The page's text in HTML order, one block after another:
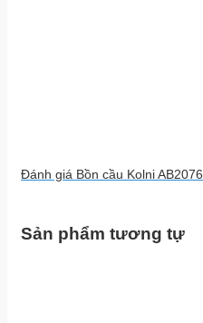
Đánh giá Bồn cầu Kolni AB2076
Sản phẩm tương tự